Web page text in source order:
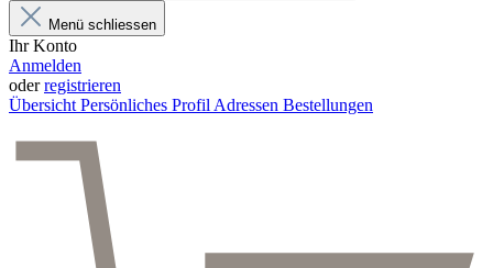
Menü schliessen
Ihr Konto
Anmelden
oderregistrieren
Übersicht Persönliches Profil Adressen Bestellungen